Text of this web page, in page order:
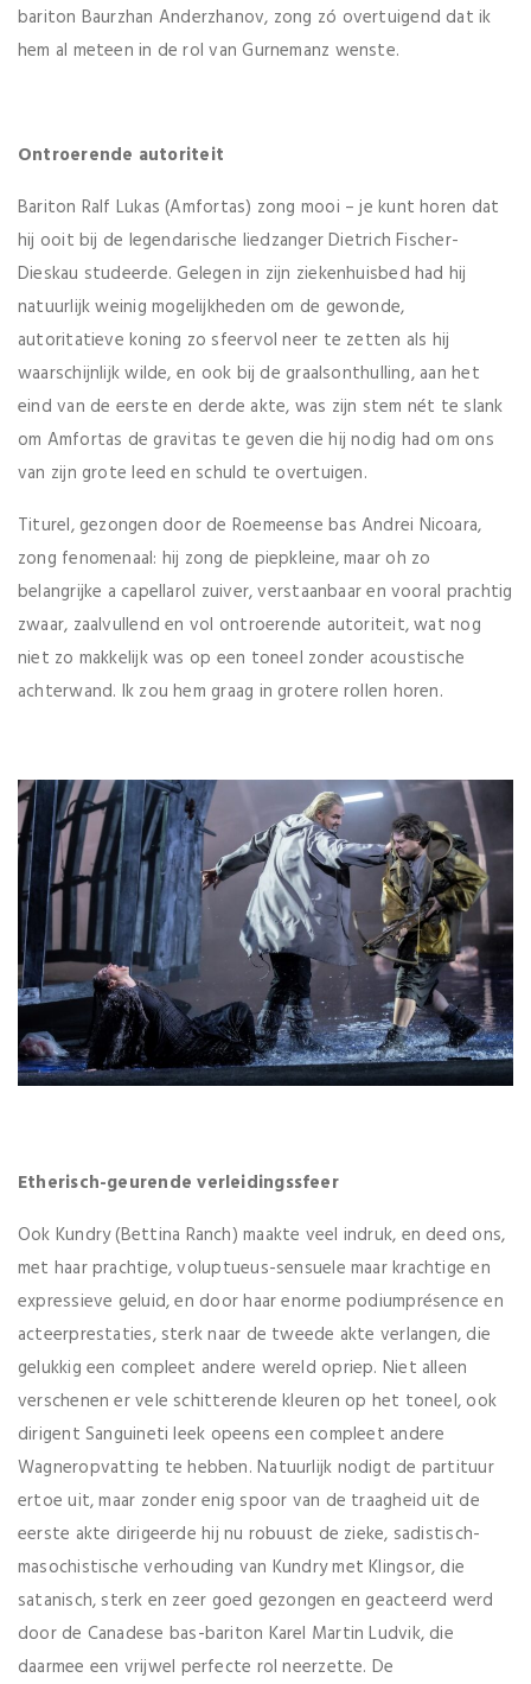
bariton Baurzhan Anderzhanov, zong zó overtuigend dat ik
hem al meteen in de rol van Gurnemanz wenste.
Ontroerende autoriteit
Bariton Ralf Lukas (Amfortas) zong mooi – je kunt horen dat
hij ooit bij de legendarische liedzanger Dietrich Fischer-
Dieskau studeerde. Gelegen in zijn ziekenhuisbed had hij
natuurlijk weinig mogelijkheden om de gewonde,
autoritatieve koning zo sfeervol neer te zetten als hij
waarschijnlijk wilde, en ook bij de graalsonthulling, aan het
eind van de eerste en derde akte, was zijn stem nét te slank
om Amfortas de gravitas te geven die hij nodig had om ons
van zijn grote leed en schuld te overtuigen.
Titurel, gezongen door de Roemeense bas Andrei Nicoara,
zong fenomenaal: hij zong de piepkleine, maar oh zo
belangrijke a capellarol zuiver, verstaanbaar en vooral prachtig
zwaar, zaalvullend en vol ontroerende autoriteit, wat nog
niet zo makkelijk was op een toneel zonder acoustische
achterwand. Ik zou hem graag in grotere rollen horen.
Etherisch-geurende verleidingssfeer
Ook Kundry (Bettina Ranch) maakte veel indruk, en deed ons,
met haar prachtige, voluptueus-sensuele maar krachtige en
expressieve geluid, en door haar enorme podiumprésence en
acteerprestaties, sterk naar de tweede akte verlangen, die
gelukkig een compleet andere wereld opriep. Niet alleen
verschenen er vele schitterende kleuren op het toneel, ook
dirigent Sanguineti leek opeens een compleet andere
Wagneropvatting te hebben. Natuurlijk nodigt de partituur
ertoe uit, maar zonder enig spoor van de traagheid uit de
eerste akte dirigeerde hij nu robuust de zieke, sadistisch-
masochistische verhouding van Kundry met Klingsor, die
satanisch, sterk en zeer goed gezongen en geacteerd werd
door de Canadese bas-bariton Karel Martin Ludvik, die
daarmee een vrijwel perfecte rol neerzette. De